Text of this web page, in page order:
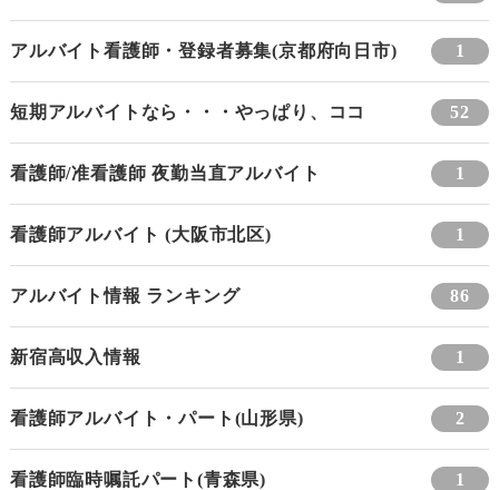
アルバイト看護師・登録者募集(京都府向日市) 1
短期アルバイトなら・・・やっぱり、ココ 52
看護師/准看護師 夜勤当直アルバイト 1
看護師アルバイト (大阪市北区) 1
アルバイト情報 ランキング 86
新宿高収入情報 1
看護師アルバイト・パート(山形県) 2
看護師臨時嘱託パート(青森県) 1